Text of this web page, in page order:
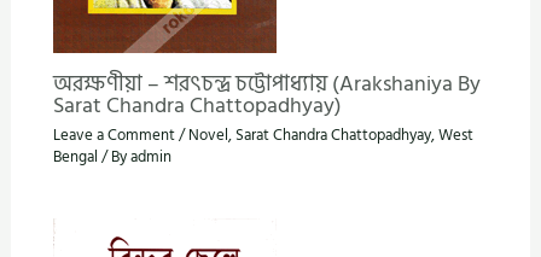
অরক্ষণীয়া – শরৎচন্দ্র চট্টোপাধ্যায় (Arakshaniya By
Sarat Chandra Chattopadhyay)
Leave a Comment/Novel, Sarat Chandra Chattopadhyay,West
Bengal / Byadmin